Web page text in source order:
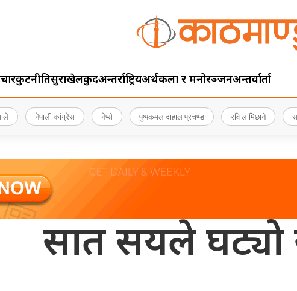
कुटनीतिसुरक्षाखेलकुदअन्तर्राष्ट्रियअर्थकला र मनोरञ्जनअन्तर्वार्ता
नेपाली कांग्रेस नेप्से पुष्पकमल दाहाल प्रचण्ड रवि लामिछाने
सात सयले